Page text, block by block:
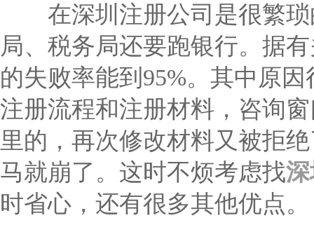
在深圳注册公司是很繁
局、税务局还要跑银行。据
的失败率能到95%。其中原
注册流程和注册材料，咨询
里的，再次修改材料又被拒
马就崩了。这时不烦考虑找
时省心，还有很多其他优点。